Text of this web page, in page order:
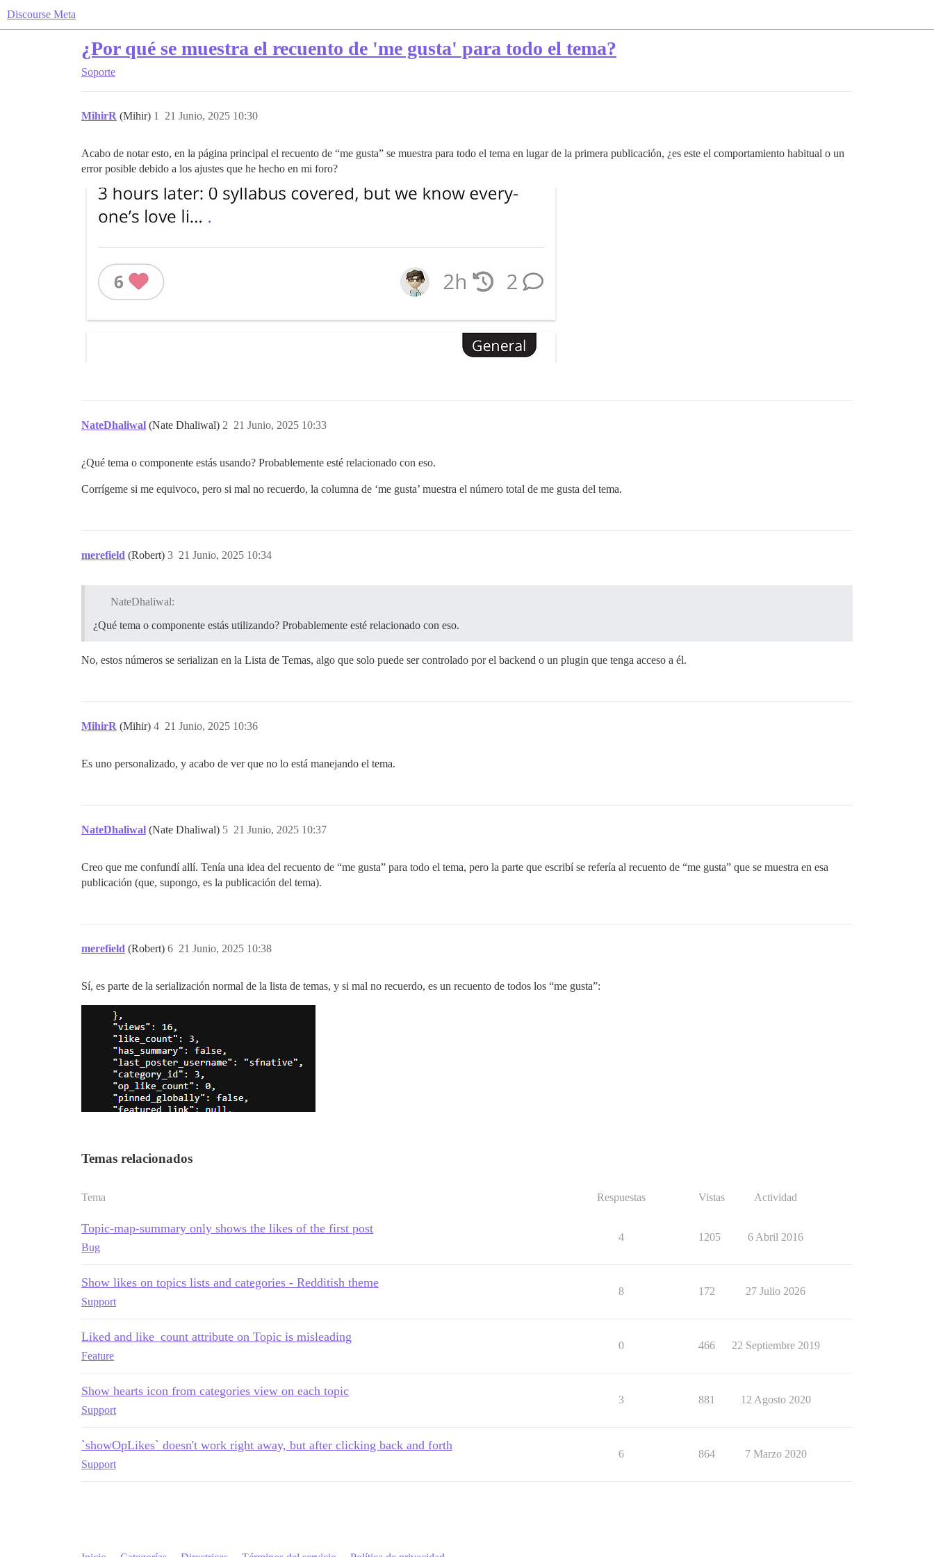
Discourse Meta
¿Por qué se muestra el recuento de 'me gusta' para todo el tema?
Soporte
MihirR (Mihir) 21 Junio, 2025 10:30
1
Acabo de notar esto, en la página principal el recuento de “me gusta” se muestra para todo el tema en lugar de la primera publicación, ¿es este el comportamiento habitual o un
error posible debido a los ajustes que he hecho en mi foro?
NateDhaliwal (Nate Dhaliwal) 21 Junio, 2025 10:33
2
¿Qué tema o componente estás usando? Probablemente esté relacionado con eso.
Corrígeme si me equivoco, pero si mal no recuerdo, la columna de ‘me gusta’ muestra el número total de me gusta del tema.
merefield (Robert) 21 Junio, 2025 10:34
3
NateDhaliwal:
¿Qué tema o componente estás utilizando? Probablemente esté relacionado con eso.
No, estos números se serializan en la Lista de Temas, algo que solo puede ser controlado por el backend o un plugin que tenga acceso a él.
MihirR (Mihir) 21 Junio, 2025 10:36
4
Es uno personalizado, y acabo de ver que no lo está manejando el tema.
NateDhaliwal (Nate Dhaliwal) 21 Junio, 2025 10:37
5
Creo que me confundí allí. Tenía una idea del recuento de “me gusta” para todo el tema, pero la parte que escribí se refería al recuento de “me gusta” que se muestra en esa
publicación (que, supongo, es la publicación del tema).
merefield (Robert) 21 Junio, 2025 10:38
6
Sí, es parte de la serialización normal de la lista de temas, y si mal no recuerdo, es un recuento de todos los “me gusta”:
Temas relacionados
Tema Respuestas Vistas Actividad
Topic-map-summary only shows the likes of the first post
Bug
4 1205 6 Abril 2016
Show likes on topics lists and categories - Redditish theme
Support
8 172 27 Julio 2026
Liked and like_count attribute on Topic is misleading
Feature
0 466 22 Septiembre 2019
Show hearts icon from categories view on each topic
Support
3 881 12 Agosto 2020
`showOpLikes` doesn't work right away, but after clicking back and forth
Support
6 864 7 Marzo 2020